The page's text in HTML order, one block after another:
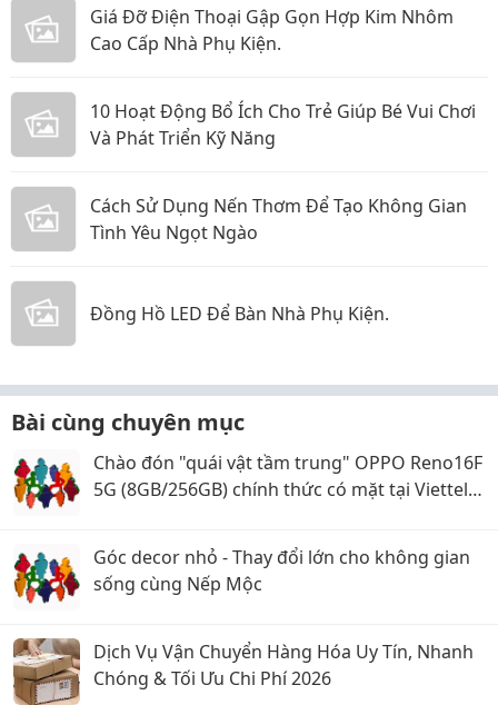
Giá Đỡ Điện Thoại Gập Gọn Hợp Kim Nhôm
Cao Cấp Nhà Phụ Kiện.
10 Hoạt Động Bổ Ích Cho Trẻ Giúp Bé Vui Chơi
Và Phát Triển Kỹ Năng
Cách Sử Dụng Nến Thơm Để Tạo Không Gian
Tình Yêu Ngọt Ngào
Đồng Hồ LED Để Bàn Nhà Phụ Kiện.
Bài cùng chuyên mục
Chào đón "quái vật tầm trung" OPPO Reno16F
5G (8GB/256GB) chính thức có mặt tại Viettel
Góc decor nhỏ - Thay đổi lớn cho không gian
sống cùng Nếp Mộc
Dịch Vụ Vận Chuyển Hàng Hóa Uy Tín, Nhanh
Chóng & Tối Ưu Chi Phí 2026